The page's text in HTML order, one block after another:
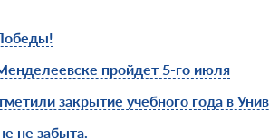
пройдет 5-го июля
закрытие учебного года в
не забыта.